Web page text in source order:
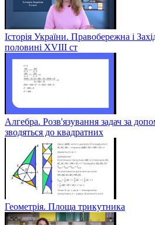
Історія України. Правобережна і
половині XVIII ст
Алгебра. Розв'язування задач за
зводяться до квадратних
Геометрія. Площа трикутника